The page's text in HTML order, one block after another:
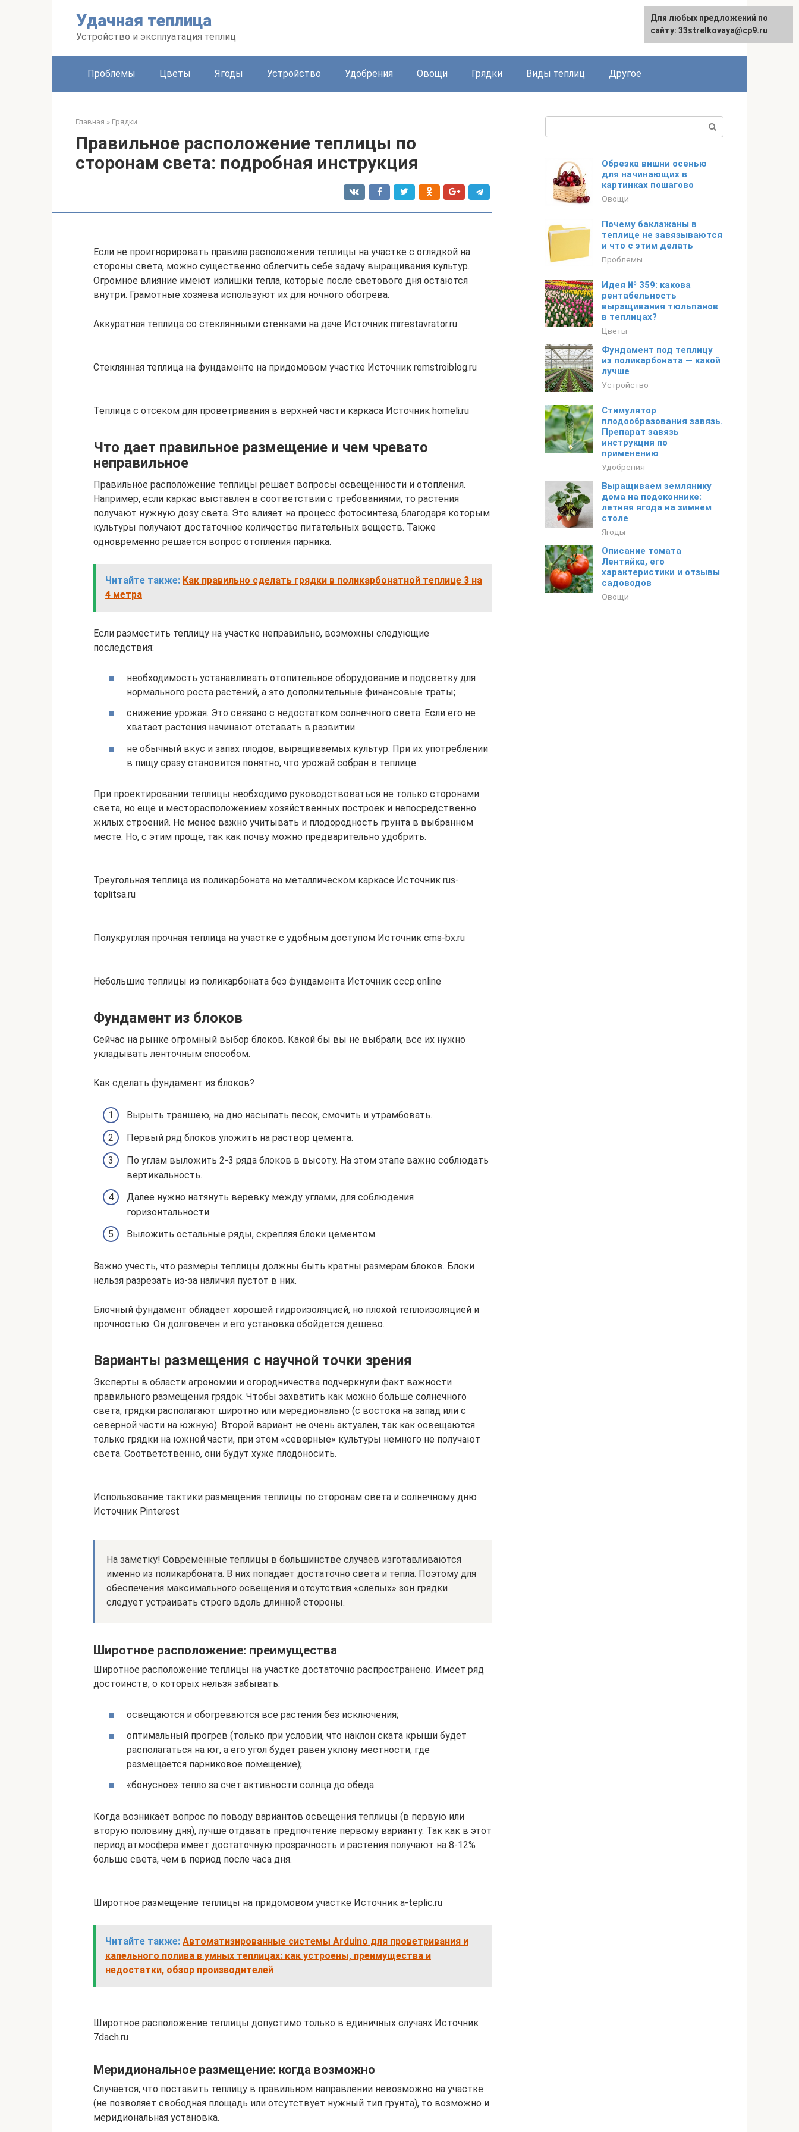
Удачная теплица
Устройство и эксплуатация теплиц
Проблемы Цветы Ягоды Устройство Удобрения Овощи Грядки Виды теплиц Другое
Главная » Грядки
Правильное расположение теплицы по
сторонам света: подробная инструкция
Если не проигнорировать правила расположения теплицы на участке с оглядкой на
стороны света, можно существенно облегчить себе задачу выращивания культур.
Огромное влияние имеют излишки тепла, которые после светового дня остаются
внутри. Грамотные хозяева используют их для ночного обогрева.
Аккуратная теплица со стеклянными стенками на даче Источник mrrestavrator.ru
Стеклянная теплица на фундаменте на придомовом участке Источник remstroiblog.ru
Теплица с отсеком для проветривания в верхней части каркаса Источник homeli.ru
Что дает правильное размещение и чем чревато
неправильное
Правильное расположение теплицы решает вопросы освещенности и отопления.
Например, если каркас выставлен в соответствии с требованиями, то растения
получают нужную дозу света. Это влияет на процесс фотосинтеза, благодаря которым
культуры получают достаточное количество питательных веществ. Также
одновременно решается вопрос отопления парника.
Читайте также: Как правильно сделать грядки в поликарбонатной теплице 3 на
4 метра
Если разместить теплицу на участке неправильно, возможны следующие
последствия:
необходимость устанавливать отопительное оборудование и подсветку для
нормального роста растений, а это дополнительные финансовые траты;
снижение урожая. Это связано с недостатком солнечного света. Если его не
хватает растения начинают отставать в развитии.
не обычный вкус и запах плодов, выращиваемых культур. При их употреблении
в пищу сразу становится понятно, что урожай собран в теплице.
При проектировании теплицы необходимо руководствоваться не только сторонами
света, но еще и месторасположением хозяйственных построек и непосредственно
жилых строений. Не менее важно учитывать и плодородность грунта в выбранном
месте. Но, с этим проще, так как почву можно предварительно удобрить.
Треугольная теплица из поликарбоната на металлическом каркасе Источник rus-
teplitsa.ru
Полукруглая прочная теплица на участке с удобным доступом Источник cms-bx.ru
Небольшие теплицы из поликарбоната без фундамента Источник ссср.online
Фундамент из блоков
Сейчас на рынке огромный выбор блоков. Какой бы вы не выбрали, все их нужно
укладывать ленточным способом.
Как сделать фундамент из блоков?
Вырыть траншею, на дно насыпать песок, смочить и утрамбовать.
Первый ряд блоков уложить на раствор цемента.
По углам выложить 2-3 ряда блоков в высоту. На этом этапе важно соблюдать
вертикальность.
Далее нужно натянуть веревку между углами, для соблюдения
горизонтальности.
Выложить остальные ряды, скрепляя блоки цементом.
Важно учесть, что размеры теплицы должны быть кратны размерам блоков. Блоки
нельзя разрезать из-за наличия пустот в них.
Блочный фундамент обладает хорошей гидроизоляцией, но плохой теплоизоляцией и
прочностью. Он долговечен и его установка обойдется дешево.
Варианты размещения с научной точки зрения
Эксперты в области агрономии и огородничества подчеркнули факт важности
правильного размещения грядок. Чтобы захватить как можно больше солнечного
света, грядки располагают широтно или мередионально (с востока на запад или с
северной части на южную). Второй вариант не очень актуален, так как освещаются
только грядки на южной части, при этом «северные» культуры немного не получают
света. Соответственно, они будут хуже плодоносить.
Использование тактики размещения теплицы по сторонам света и солнечному дню
Источник Pinterest
На заметку! Современные теплицы в большинстве случаев изготавливаются
именно из поликарбоната. В них попадает достаточно света и тепла. Поэтому для
обеспечения максимального освещения и отсутствия «слепых» зон грядки
следует устраивать строго вдоль длинной стороны.
Широтное расположение: преимущества
Широтное расположение теплицы на участке достаточно распространено. Имеет ряд
достоинств, о которых нельзя забывать:
освещаются и обогреваются все растения без исключения;
оптимальный прогрев (только при условии, что наклон ската крыши будет
располагаться на юг, а его угол будет равен уклону местности, где
размещается парниковое помещение);
«бонусное» тепло за счет активности солнца до обеда.
Когда возникает вопрос по поводу вариантов освещения теплицы (в первую или
вторую половину дня), лучше отдавать предпочтение первому варианту. Так как в этот
период атмосфера имеет достаточную прозрачность и растения получают на 8-12%
больше света, чем в период после часа дня.
Широтное размещение теплицы на придомовом участке Источник a-teplic.ru
Читайте также: Автоматизированные системы Arduino для проветривания и
капельного полива в умных теплицах: как устроены, преимущества и
недостатки, обзор производителей
Широтное расположение теплицы допустимо только в единичных случаях Источник
7dach.ru
Меридиональное размещение: когда возможно
Случается, что поставить теплицу в правильном направлении невозможно на участке
(не позволяет свободная площадь или отсутствует нужный тип грунта), то возможно и
меридиональная установка.
Обрезка вишни осенью
для начинающих в
картинках пошагово
Овощи
Почему баклажаны в
теплице не завязываются
и что с этим делать
Проблемы
Идея № 359: какова
рентабельность
выращивания тюльпанов
в теплицах?
Цветы
Фундамент под теплицу
из поликарбоната — какой
лучше
Устройство
Стимулятор
плодообразования завязь.
Препарат завязь
инструкция по
применению
Удобрения
Выращиваем землянику
дома на подоконнике:
летняя ягода на зимнем
столе
Ягоды
Описание томата
Лентяйка, его
характеристики и отзывы
садоводов
Овощи
Для любых предложений по
сайту: 33strelkovaya@cp9.ru